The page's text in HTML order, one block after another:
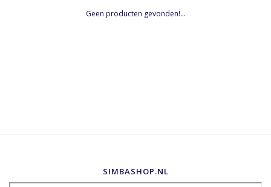
Geen producten gevonden!...
SIMBASHOP.NL